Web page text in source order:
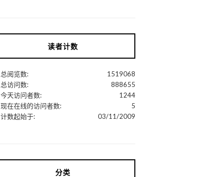
读者计数
1519068
总阅览数:
888655
总访问数:
1244
今天访问者数:
5
现在在线的访问者数:
03/11/2009
计数起始于:
分类